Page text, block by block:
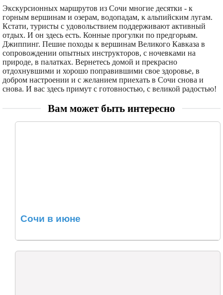
Экскурсионных маршрутов из Сочи многие десятки - к
горным вершинам и озерам, водопадам, к альпийским лугам.
Кстати, туристы с удовольствием поддерживают активный
отдых. И он здесь есть. Конные прогулки по предгорьям.
Джиппинг. Пешие походы к вершинам Великого Кавказа в
сопровождении опытных инструкторов, с ночевками на
природе, в палатках. Вернетесь домой и прекрасно
отдохнувшими и хорошо поправившими свое здоровье, в
добром настроении и с желанием приехать в Сочи снова и
снова. И вас здесь примут с готовностью, с великой радостью!
Вам может быть интересно
Сочи в июне